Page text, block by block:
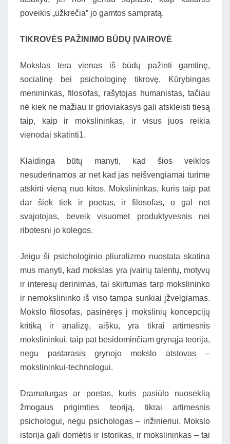
poveikis „užkrečia” jo gamtos sampratą.
TIKROVĖS PAŽINIMO BŪDŲ ĮVAIROVĖ
Mokslas tėra vienas iš būdų pažinti gamtinę,
socialinę bei psichologinę tikrovę. Kūrybingas
menininkas, filosofas, rašytojas humanistas, tačiau
nė kiek ne mažiau ir grioviakasys gali atskleisti tiesą
taip, kaip ir mokslininkas, ir visus juos reikia
vienodai skatinti1.
Klaidinga būtų manyti, kad šios veiklos
nesuderinamos ar net kad jas neišvengiamai turime
atskirti vieną nuo kitos. Mokslininkas, kuris taip pat
dar šiek tiek ir poetas, ir filosofas, o gal net
svajotojas, beveik visuomet produktyvesnis nei
ribotesni jo kolegos.
Jeigu ši psichologinio pliuralizmo nuostata skatina
mus manyti, kad mokslas yra įvairių talentų, motyvų
ir interesų derinimas, tai skirtumas tarp mokslininko
ir nemokslininko iš viso tampa sunkiai įžvelgiamas.
Mokslo filosofas, pasinėręs į mokslinių koncepcijų
kritiką ir analizę, aišku, yra tikrai artimesnis
mokslininkui, taip pat besidominčiam grynąja teorija,
negu pastarasis grynojo mokslo atstovas –
mokslininkui-technologui.
Dramaturgas ar poetas, kuris pasiūlo nuoseklią
žmogaus prigimties teoriją, tikrai artimesnis
psichologui, negu psichologas – inžinieriui. Mokslo
istorija gali domėtis ir istorikas, ir mokslininkas – tai